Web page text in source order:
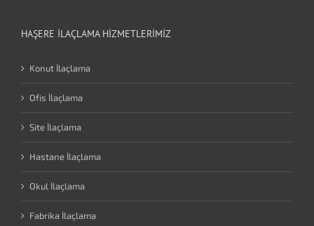
HAŞERE İLAÇLAMA HIZMETLERIMIZ
Konut İlaçlama
Ofis İlaçlama
Site İlaçlama
Hastane İlaçlama
Okul İlaçlama
Fabrika İlaçlama